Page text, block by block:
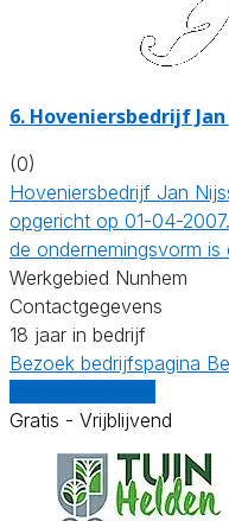
6. Hoveniersbedrijf
(0)
Hoveniersbedrijf Jan
opgericht op 01-04-
de ondernemingsvorm is
Werkgebied Nunhem
Contactgegevens
18 jaar in bedrijf
Bezoek bedrijfspagina
Gratis - Vrijblijvend